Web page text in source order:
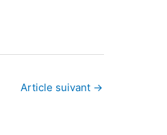
Article suivant →